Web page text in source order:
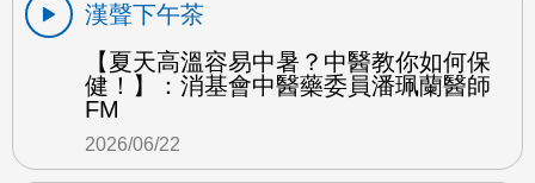
漢聲下午茶
【夏天高溫容易中暑？中醫教你如何保
健！】：消基會中醫藥委員潘珮蘭醫師
FM
2026/06/22